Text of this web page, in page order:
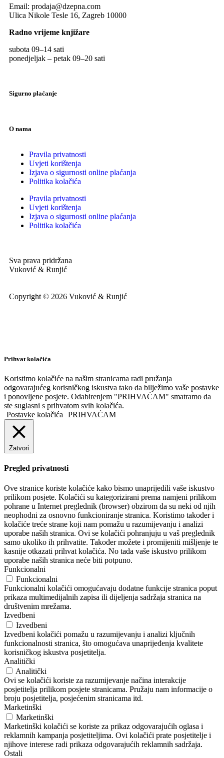
Email: prodaja@dzepna.com
Ulica Nikole Tesle 16, Zagreb 10000
Radno vrijeme knjižare
subota 09–14 sati
ponedjeljak – petak 09–20 sati
Sigurno plaćanje
O nama
Pravila privatnosti
Uvjeti korištenja
Izjava o sigurnosti online plaćanja
Politika kolačića
Pravila privatnosti
Uvjeti korištenja
Izjava o sigurnosti online plaćanja
Politika kolačića
Sva prava pridržana
Vuković & Runjić
Copyright © 2026 Vuković & Runjić
Prihvat kolačića
Koristimo kolačiće na našim stranicama radi pružanja
odgovarajućeg korisničkog iskustva tako da bilježimo vaše postavke
i ponovljene posjete. Odabirenjem "PRIHVAĆAM" smatramo da
ste suglasni s prihvatom svih kolačića.
Postavke kolačića
PRIHVAĆAM
Zatvori
Pregled privatnosti
Ove stranice koriste kolačiće kako bismo unaprijedili vaše iskustvo
prilikom posjete. Kolačići su kategorizirani prema namjeni prilikom
pohrane u Internet preglednik (browser) obzirom da su neki od njih
neophodni za osnovno funkcioniranje stranica. Koristimo također i
kolačiće treće strane koji nam pomažu u razumijevanju i analizi
uporabe naših stranica. Ovi se kolačići pohranjuju u vaš preglednik
samo ukoliko ih prihvatite. Također možete i promijeniti mišljenje te
kasnije otkazati prihvat kolačića. No tada vaše iskustvo prilikom
uporabe naših stranica neće biti potpuno.
Funkcionalni
Funkcionalni
Funkcionalni kolačići omogućavaju dodatne funkcije stranica poput
prikaza multimedijalnih zapisa ili dijeljenja sadržaja stranica na
društvenim mrežama.
Izvedbeni
Izvedbeni
Izvedbeni kolačići pomažu u razumijevanju i analizi ključnih
funkcionalnosti stranica, što omogućava unaprijeđenja kvalitete
korisničkog iskustva posjetitelja.
Analitički
Analitički
Ovi se kolačići koriste za razumijevanje načina interakcije
posjetitelja prilikom posjete stranicama. Pružaju nam informacije o
broju posjetitelja, posjećenim stranicama itd.
Marketinški
Marketinški
Marketinški kolačići se koriste za prikaz odgovarajućih oglasa i
reklamnih kampanja posjetiteljima. Ovi kolačići prate posjetitelje i
njihove interese radi prikaza odgovarajućih reklamnih sadržaja.
Ostali